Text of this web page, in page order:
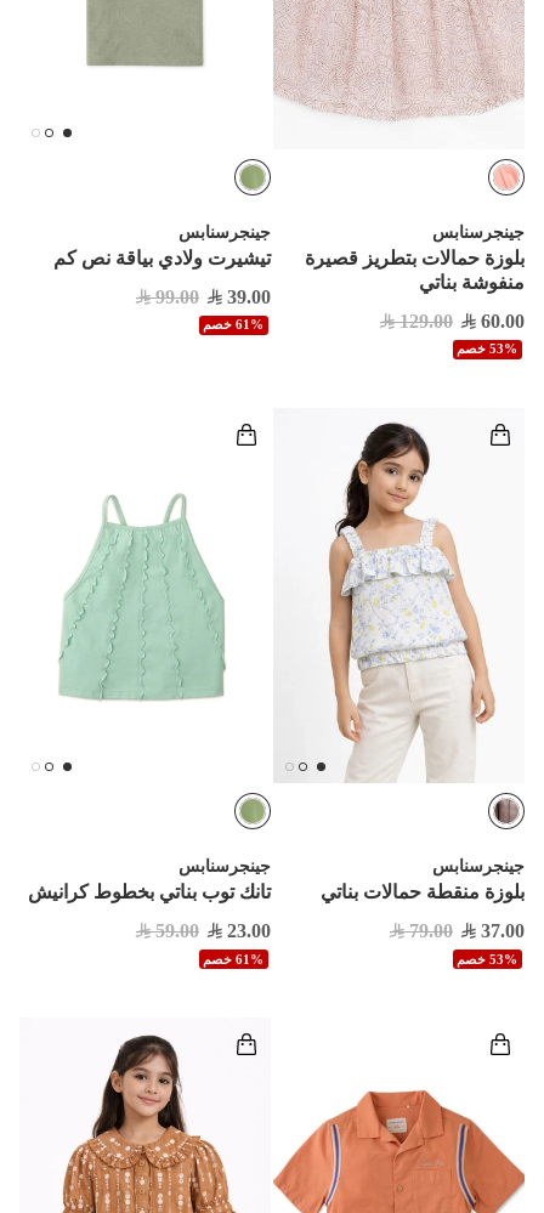
جينجرسنابس
بلوزة حمالات بتطريز قصيرة
منفوشة بناتي
60.00
129.00
53% خصم
جينجرسنابس
تيشيرت ولادي بياقة نص كم
39.00
99.00
61% خصم
جينجرسنابس
بلوزة منقطة حمالات بناتي
37.00
79.00
53% خصم
جينجرسنابس
تانك توب بناتي بخطوط كرانيش
23.00
59.00
61% خصم